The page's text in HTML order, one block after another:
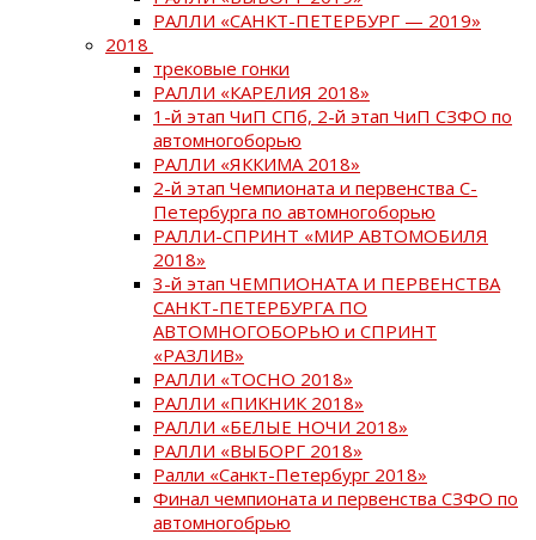
РАЛЛИ «САНКТ-ПЕТЕРБУРГ — 2019»
2018
трековые гонки
РАЛЛИ «КАРЕЛИЯ 2018»
1-й этап ЧиП СПб, 2-й этап ЧиП СЗФО по
автомногоборью
РАЛЛИ «ЯККИМА 2018»
2-й этап Чемпионата и первенства С-
Петербурга по автомногоборью
РАЛЛИ-СПРИНТ «МИР АВТОМОБИЛЯ
2018»
3-й этап ЧЕМПИОНАТА И ПЕРВЕНСТВА
САНКТ-ПЕТЕРБУРГА ПО
АВТОМНОГОБОРЬЮ и СПРИНТ
«РАЗЛИВ»
РАЛЛИ «ТОСНО 2018»
РАЛЛИ «ПИКНИК 2018»
РАЛЛИ «БЕЛЫЕ НОЧИ 2018»
РАЛЛИ «ВЫБОРГ 2018»
Ралли «Санкт-Петербург 2018»
Финал чемпионата и первенства СЗФО по
автомногобрью